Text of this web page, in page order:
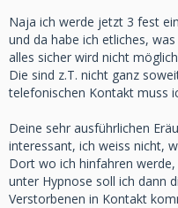
Naja ich werde jetzt 3 fest
und da habe ich etliches,
alles sicher wird nicht
Die sind z.T. nicht ganz
telefonischen Kontakt muss
Deine sehr ausführlichen
interessant, ich weiss nicht,
Dort wo ich hinfahren
unter Hypnose soll ich dann
Verstorbenen in Kontakt